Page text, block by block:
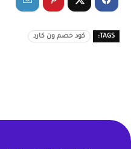
TAGS: كود خصم ون كارد